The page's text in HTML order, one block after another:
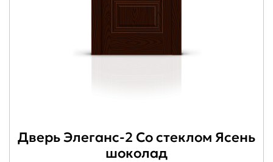
Дверь Элеганс-2 Со стеклом Ясень
шоколад